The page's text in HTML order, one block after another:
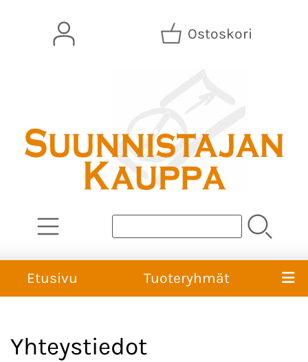
Ostoskori
Etusivu Tuoteryhmät
Yhteystiedot